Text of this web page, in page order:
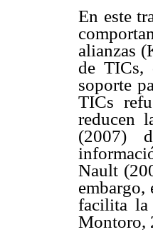
En este
alianzas
de TICs,
soporte
TICs
reducen
(2007)
Nault
embargo,
facilita la
Montoro,